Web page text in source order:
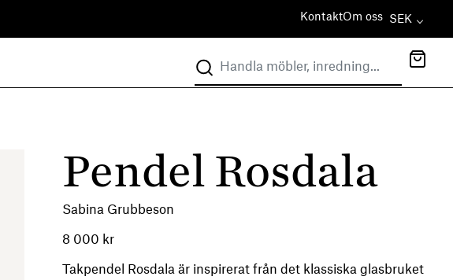
KontaktOm oss SEK
Pendel Rosdala
Sabina Grubbeson
8 000 kr
Takpendel Rosdala är inspirerat från det klassiska glasbruket